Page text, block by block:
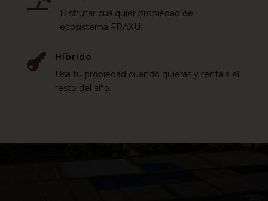
Disfrutar cualquier propiedad del
ecosistema FRAXU.

Híbrido
Usa tu propiedad cuando quieras y rentala el
resto del año.